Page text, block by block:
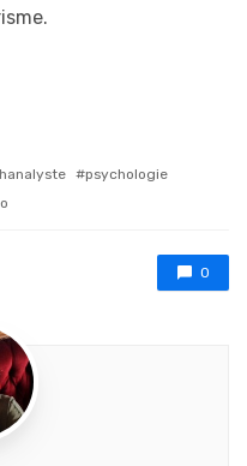
psychologie
0